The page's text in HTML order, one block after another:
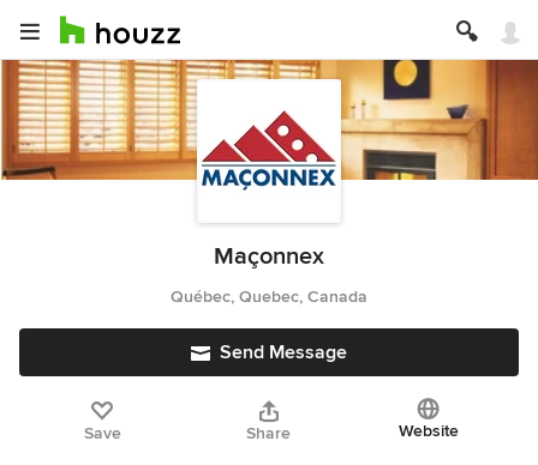
Maçonnex
Québec, Quebec, Canada
Send Message
Save Share Website